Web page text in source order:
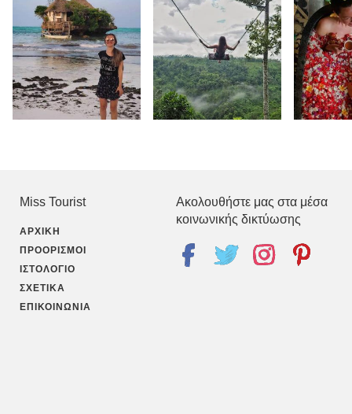
Miss Tourist
ΑΡΧΙΚΉ
ΠΡΟΟΡΙΣΜΟΊ
ΙΣΤΟΛΌΓΙΟ
ΣΧΕΤΙΚΆ
ΕΠΙΚΟΙΝΩΝΊΑ
Ακολουθήστε μας στα μέσα
κοινωνικής δικτύωσης